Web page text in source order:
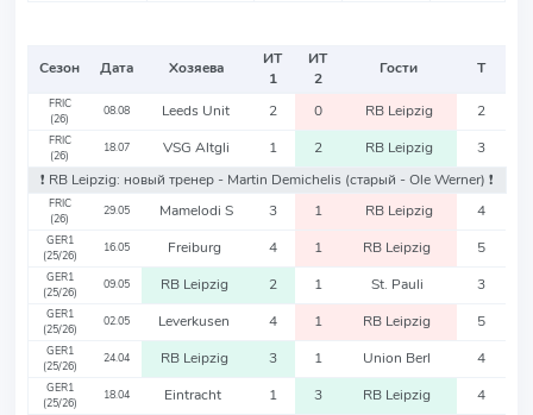
Сезон Дата Хозяева
ИТ
1
ИТ
2
Гости Т
FRIC
(26)
08.08 Leeds Unit 2 0 RB Leipzig 2
FRIC
(26)
18.07 VSG Altgli 1 2 RB Leipzig
3
❗️ RB Leipzig: новый тренер - Martin Demichelis (старый - Ole Werner) ❗️
FRIC
(26)
29.05 Mamelodi S 3 1 RB Leipzig 4
GER1
(25/26)
16.05 Freiburg 4 1 RB Leipzig 5
GER1
(25/26)
09.05 RB Leipzig 2 1 St. Pauli 3
GER1
(25/26)
02.05 Leverkusen 4 1 RB Leipzig 5
GER1
(25/26)
24.04 RB Leipzig 3 1 Union Berl 4
GER1
(25/26)
18.04 Eintracht 1 3 RB Leipzig 4